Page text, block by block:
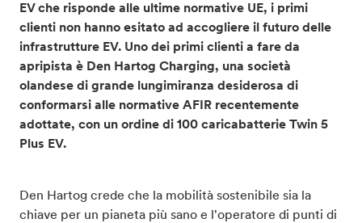
EV che risponde alle ultime normative UE, i primi
clienti non hanno esitato ad accogliere il futuro delle
infrastrutture EV. Uno dei primi clienti a fare da
apripista è Den Hartog Charging, una società
olandese di grande lungimiranza desiderosa di
conformarsi alle normative AFIR recentemente
adottate, con un ordine di 100 caricabatterie Twin 5
Plus EV.
Den Hartog crede che la mobilità sostenibile sia la
chiave per un pianeta più sano e l'operatore di punti di